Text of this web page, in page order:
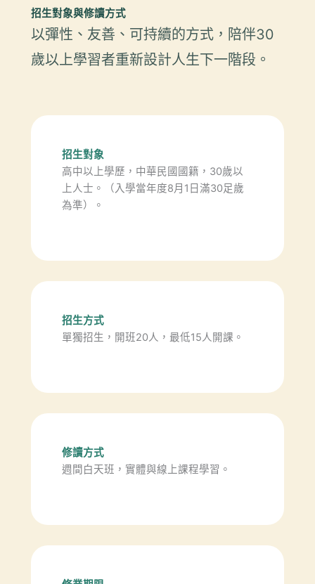
招生對象與修讀方式
以彈性、友善、可持續的方式，陪伴30
歲以上學習者重新設計人生下一階段。
招生對象
高中以上學歷，中華民國國籍，30歲以
上人士。（入學當年度8月1日滿30足歲
為準）。
招生方式
單獨招生，開班20人，最低15人開課。
修讀方式
週間白天班，實體與線上課程學習。